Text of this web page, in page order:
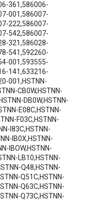
361,586006-
001,586007-
222,586007-
542,586007-
321,586028-
541,592260-
001,593555-
141,633216-
001,HSTNN-
CB0W,HSTNN-
DB0W,HSTNN-
E08C,HSTNN-
F03C,HSTNN-
I83C,HSTNN-
IB0X,HSTNN-
IBOW,HSTNN-
LB10,HSTNN-
Q48,HSTNN-
Q51C,HSTNN-
Q63C,HSTNN-
Q73C,HSTNN-